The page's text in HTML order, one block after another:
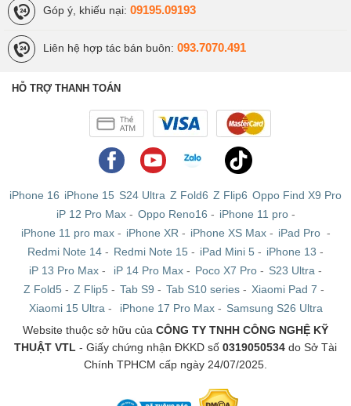
Góp ý, khiếu nại: 09195.09193
Liên hệ hợp tác bán buôn: 093.7070.491
HỖ TRỢ THANH TOÁN
iPhone 16 iPhone 15 S24 Ultra Z Fold6 Z Flip6 Oppo Find X9 Pro
iP 12 Pro Max- Oppo Reno16 - iPhone 11 pro-
iPhone 11 pro max- iPhone XR - iPhone XS Max- iPad Pro -
Redmi Note 14 - Redmi Note 15 - iPad Mini 5 - iPhone 13 -
iP 13 Pro Max - iP 14 Pro Max - Poco X7 Pro - S23 Ultra -
Z Fold5 - Z Flip5 - Tab S9 - Tab S10 series - Xiaomi Pad 7 -
Xiaomi 15 Ultra - iPhone 17 Pro Max- Samsung S26 Ultra
Website thuộc sở hữu của CÔNG TY TNHH CÔNG NGHỆ KỸ
THUẬT VTL - Giấy chứng nhận ĐKKD số 0319050534 do Sở Tài
Chính TPHCM cấp ngày 24/07/2025.